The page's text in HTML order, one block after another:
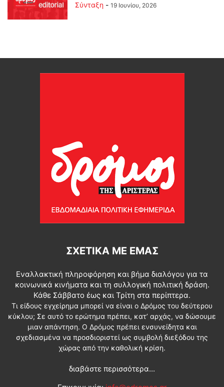
Σύνταξη - 19 Ιουνίου, 2026
ΣΧΕΤΙΚΆ ΜΕ ΕΜΆΣ
Εναλλακτική πληροφόρηση και βήμα διαλόγου για τα
κοινωνικά κινήματα και τη συλλογική πολιτική δράση.
Κάθε Σάββατο έως και Τρίτη στα περίπτερα.
Τι είδους εγχείρημα μπορεί να είναι ο Δρόμος του δεύτερου
κύκλου; Σε αυτό το ερώτημα πρέπει, κατ’ αρχάς, να δώσουμε
μιαν απάντηση. Ο Δρόμος πρέπει ενσυνείδητα και
σχεδιασμένα να προσδιοριστεί ως συμβολή διεξόδου της
χώρας από την καθολική κρίση.
διαβάστε περισσότερα...